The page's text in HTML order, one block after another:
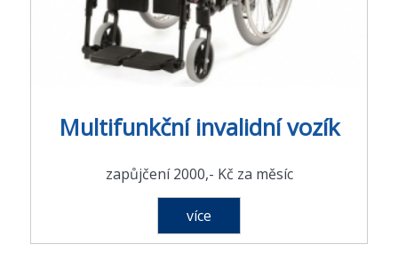
Multifunkční invalidní vozík
zapůjčení 2000,- Kč za měsíc
více